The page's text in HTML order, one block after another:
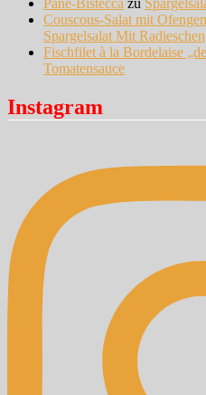
Couscous-Salat mit
Spargelsalat Mit
Fischfilet à la Bordelaise
Tomatensauce
Instagram